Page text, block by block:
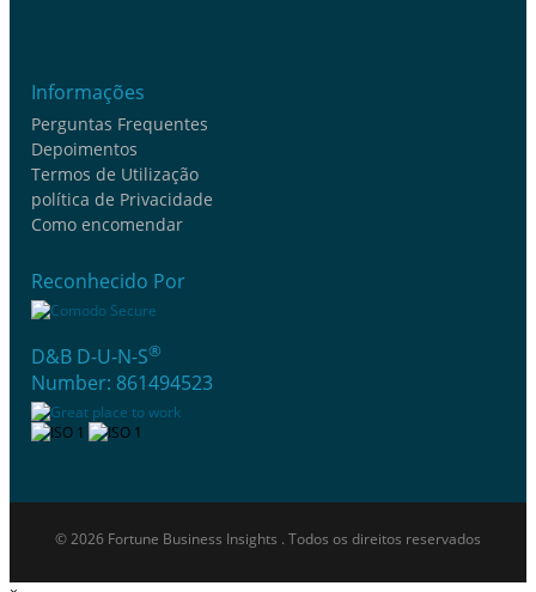
Informações
Perguntas Frequentes
Depoimentos
Termos de Utilização
política de Privacidade
Como encomendar
Reconhecido Por
D&B D-U-N-S®
Number: 861494523
© 2026 Fortune Business Insights . Todos os direitos reservados